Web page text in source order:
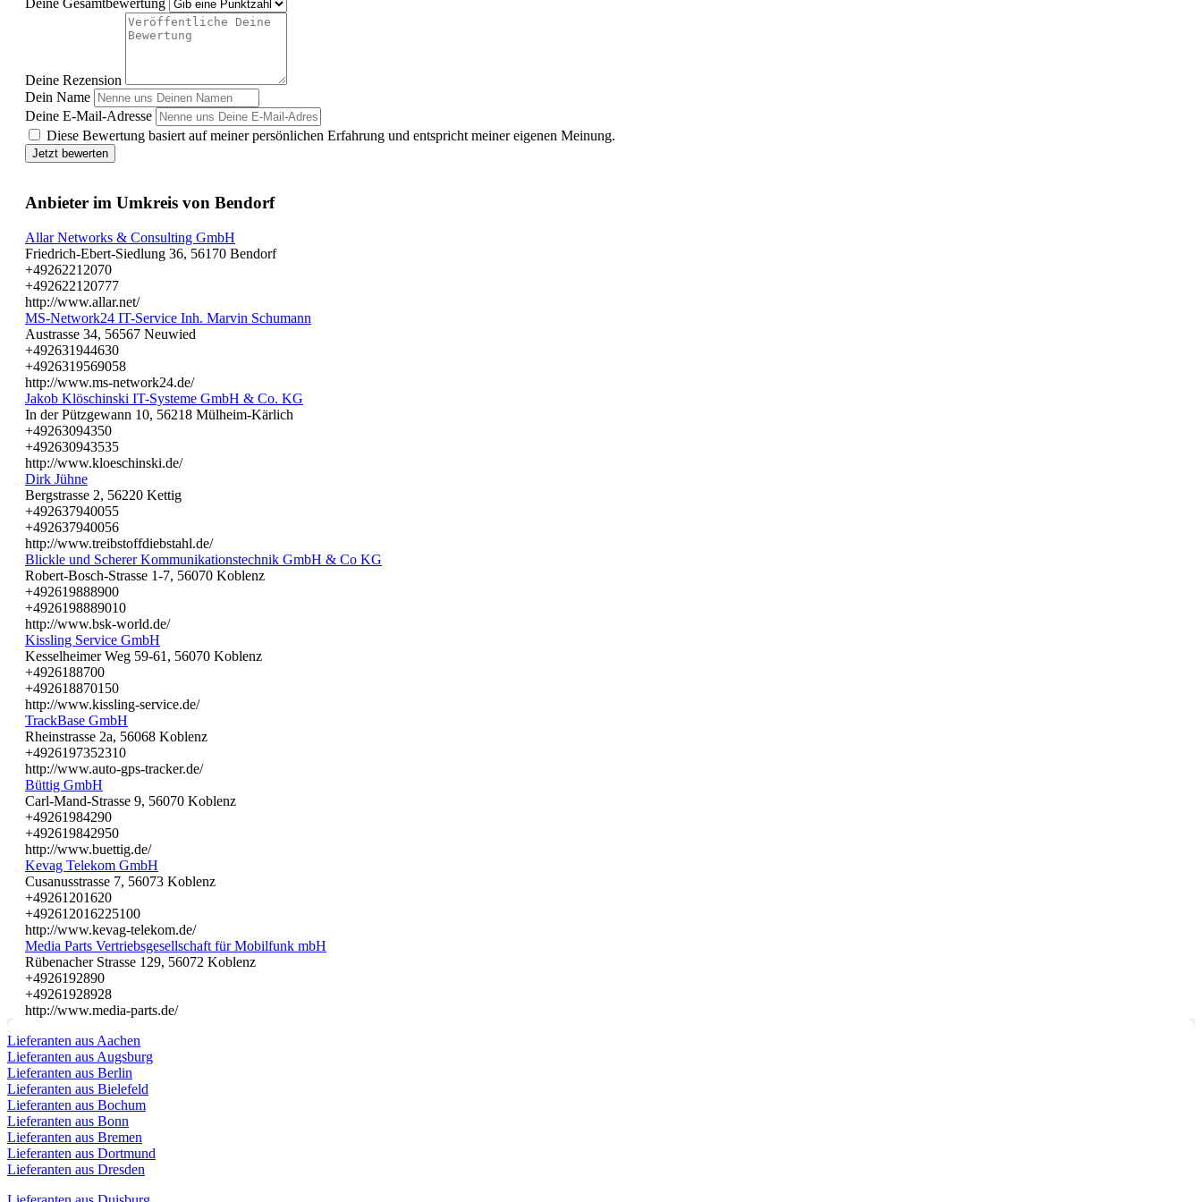
Deine Gesamtbewertung
Deine Rezension
Dein Name
Deine E-Mail-Adresse
Diese Bewertung basiert auf meiner persönlichen Erfahrung und entspricht meiner eigenen Meinung.
Jetzt bewerten
Anbieter im Umkreis von Bendorf
Allar Networks & Consulting GmbH
Friedrich-Ebert-Siedlung 36, 56170 Bendorf
+49262212070
+492622120777
http://www.allar.net/
MS-Network24 IT-Service Inh. Marvin Schumann
Austrasse 34, 56567 Neuwied
+492631944630
+4926319569058
http://www.ms-network24.de/
Jakob Klöschinski IT-Systeme GmbH & Co. KG
In der Pützgewann 10, 56218 Mülheim-Kärlich
+49263094350
+492630943535
http://www.kloeschinski.de/
Dirk Jühne
Bergstrasse 2, 56220 Kettig
+492637940055
+492637940056
http://www.treibstoffdiebstahl.de/
Blickle und Scherer Kommunikationstechnik GmbH & Co KG
Robert-Bosch-Strasse 1-7, 56070 Koblenz
+492619888900
+4926198889010
http://www.bsk-world.de/
Kissling Service GmbH
Kesselheimer Weg 59-61, 56070 Koblenz
+4926188700
+492618870150
http://www.kissling-service.de/
TrackBase GmbH
Rheinstrasse 2a, 56068 Koblenz
+4926197352310
http://www.auto-gps-tracker.de/
Büttig GmbH
Carl-Mand-Strasse 9, 56070 Koblenz
+49261984290
+492619842950
http://www.buettig.de/
Kevag Telekom GmbH
Cusanusstrasse 7, 56073 Koblenz
+49261201620
+492612016225100
http://www.kevag-telekom.de/
Media Parts Vertriebsgesellschaft für Mobilfunk mbH
Rübenacher Strasse 129, 56072 Koblenz
+4926192890
+49261928928
http://www.media-parts.de/
Lieferanten aus Aachen
Lieferanten aus Augsburg
Lieferanten aus Berlin
Lieferanten aus Bielefeld
Lieferanten aus Bochum
Lieferanten aus Bonn
Lieferanten aus Bremen
Lieferanten aus Dortmund
Lieferanten aus Dresden